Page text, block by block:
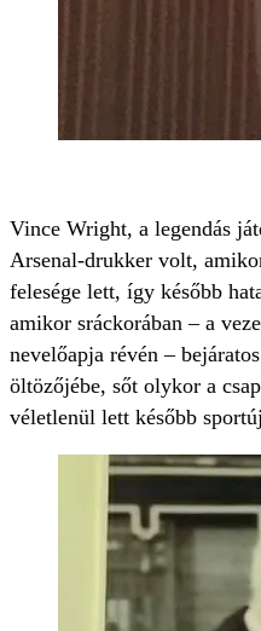
Vince Wright, a legendás
Arsenal-drukker volt,
felesége lett, így később
amikor sráckorában – a
nevelőapja révén –
öltözőjébe, sőt olykor a
véletlenül lett később